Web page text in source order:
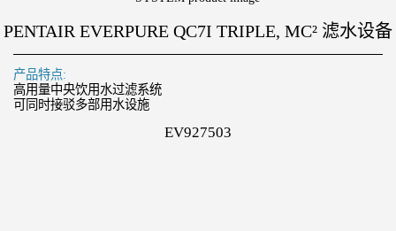
PENTAIR EVERPURE QC7I TRIPLE, MC² 滤水设备
产品特点:
高用量中央饮用水过滤系统
可同时接驳多部用水设施
EV927503